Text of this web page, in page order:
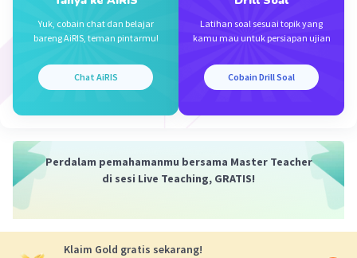
Yuk, cobain chat dan belajar
bareng AiRIS, teman pintarmu!
Chat AiRIS
Latihan soal sesuai topik yang
kamu mau untuk persiapan ujian
Cobain Drill Soal
Perdalam pemahamanmu bersama Master Teacher
di sesi Live Teaching, GRATIS!
Klaim Gold gratis sekarang!